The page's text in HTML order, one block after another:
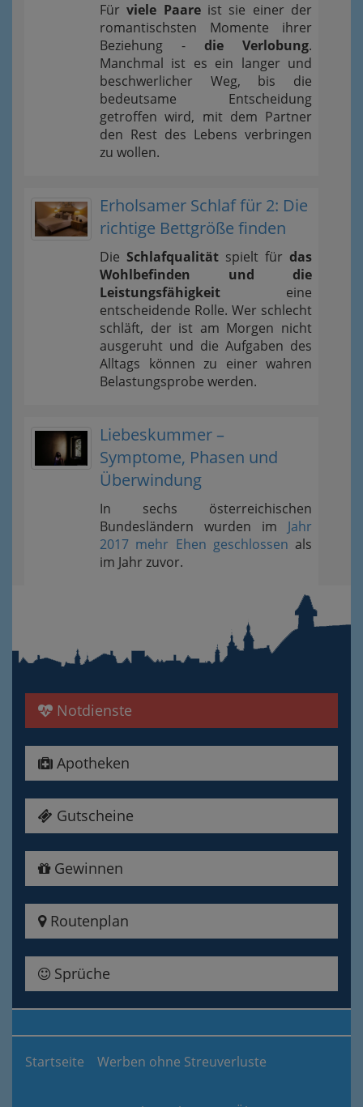
Fürviele Paareist sie einer der
romantischsten Momente ihrer
Beziehung - die Verlobung.
Manchmal ist es ein langer und
beschwerlicher Weg, bis die
bedeutsame Entscheidung
getroffen wird, mit dem Partner
den Rest des Lebens verbringen
zu wollen.
Erholsamer Schlaf für 2: Die
richtige Bettgröße finden
Die Schlafqualität spielt für das
Wohlbefinden und die
Leistungsfähigkeit eine
entscheidende Rolle. Wer schlecht
schläft, der ist am Morgen nicht
ausgeruht und die Aufgaben des
Alltags können zu einer wahren
Belastungsprobe werden.
Liebeskummer –
Symptome, Phasen und
Überwindung
In sechs österreichischen
Bundesländern wurden im Jahr
2017 mehr Ehen geschlossen als
im Jahr zuvor.
Notdienste
Apotheken
Gutscheine
Gewinnen
Routenplan
Sprüche
Startseite Werben ohne Streuverluste